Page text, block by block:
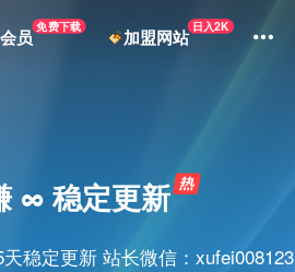
员 免费下载 加盟网站 日入2K
∞ 稳定更新
稳定更新 站长微信：xufei008123